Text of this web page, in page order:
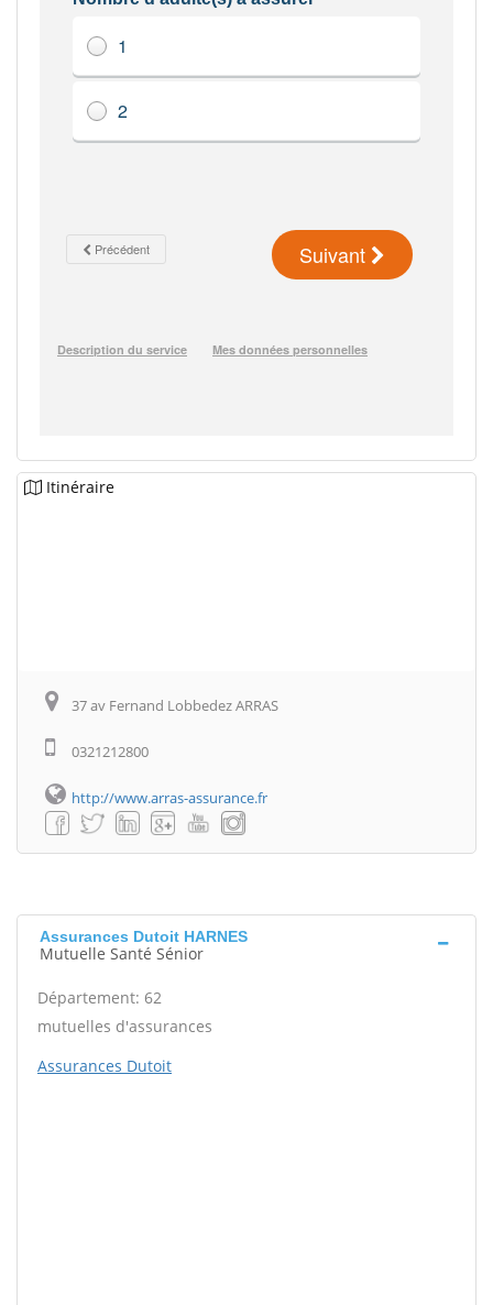
Itinéraire
37 av Fernand Lobbedez ARRAS
0321212800
http://www.arras-assurance.fr
Assurances Dutoit HARNES
Mutuelle Santé Sénior
Département: 62
mutuelles d'assurances
Assurances Dutoit